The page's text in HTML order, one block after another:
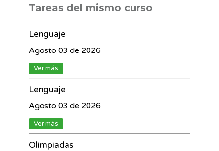
Tareas del mismo curso
Lenguaje
Agosto 03 de 2026
Ver más
Lenguaje
Agosto 03 de 2026
Ver más
Olimpiadas